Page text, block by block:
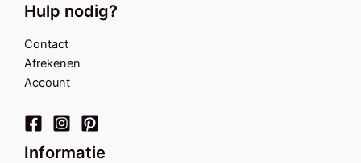
Hulp nodig?
Contact
Afrekenen
Account
Informatie